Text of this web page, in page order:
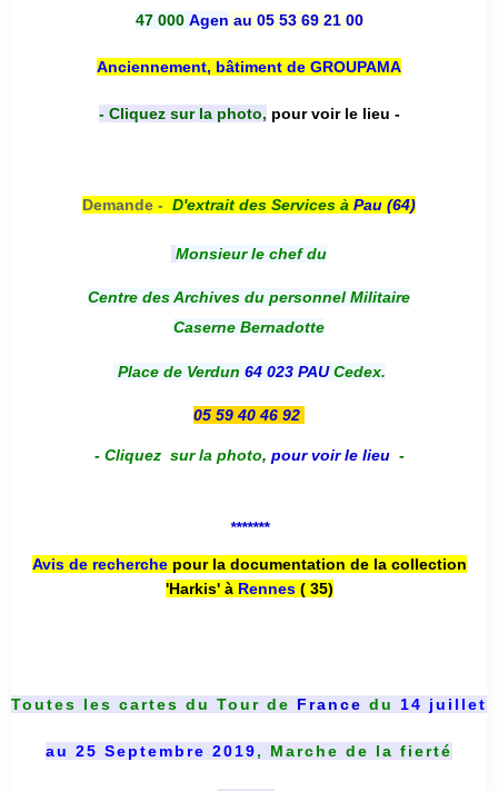
47 000 Agen au 05 53 69 21 00
Anciennement, bâtiment de GROUPAMA
- Cliquez sur la photo, pour voir le lieu -
Demande - D'extrait des Services à Pau (64)
Monsieur le chef du
Centre des Archives du personnel Militaire
Caserne Bernadotte
Place de Verdun 64 023 PAUCedex.
05 59 40 46 92
- Cliquez sur la photo, pour voir le lieu -
*******
Avis de recherche pour la documentation de la collection
'Harkis' à Rennes( 35)
Toutes les cartes du Tour de France du 14 juillet
au 25 Septembre 2019, Marche de la fierté